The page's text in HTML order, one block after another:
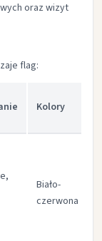
oraz wizyt
flag:
Kolory
Biało-
czerwona